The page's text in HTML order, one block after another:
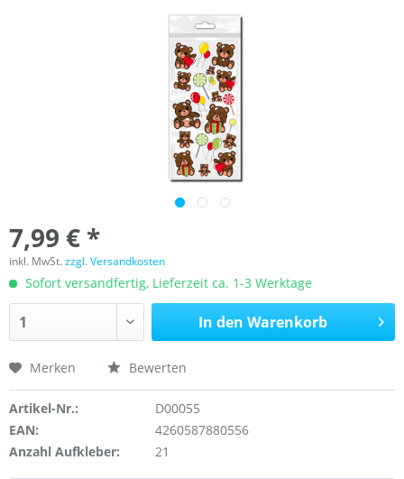
7,99 € *
inkl. MwSt.zzgl. Versandkosten
Sofort versandfertig, Lieferzeit ca. 1-3 Werktage
In den Warenkorb
Merken Bewerten
Artikel-Nr.:
D00055
EAN:
4260587880556
Anzahl Aufkleber:
21